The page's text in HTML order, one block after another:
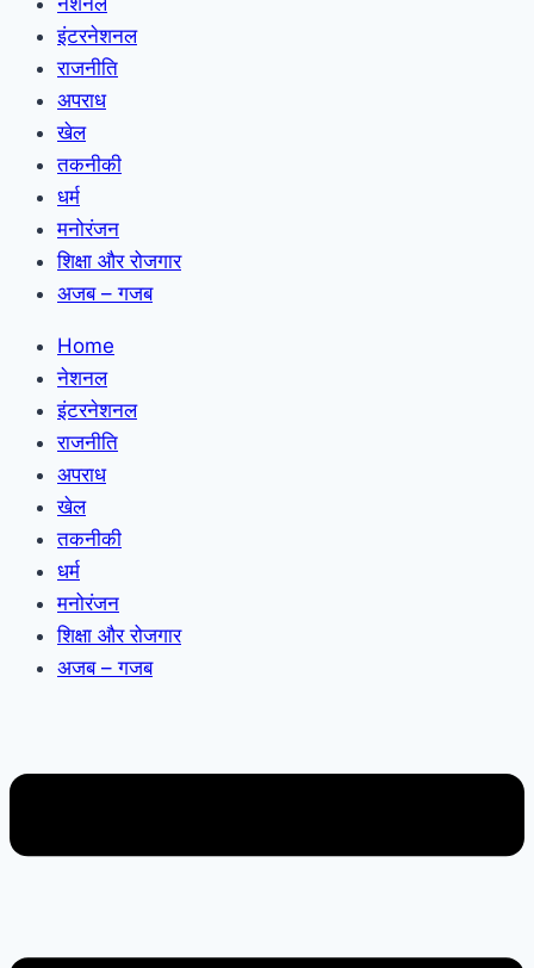
इंटरनेशनल
राजनीति
अपराध
खेल
तकनीकी
धर्म
मनोरंजन
शिक्षा और रोजगार
अजब – गजब
Home
नेशनल
इंटरनेशनल
राजनीति
अपराध
खेल
तकनीकी
धर्म
मनोरंजन
शिक्षा और रोजगार
अजब – गजब